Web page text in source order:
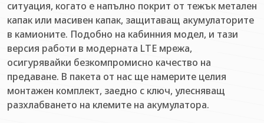
ситуация, когато е напълно покрит от тежък метален
капак или масивен капак, защитаващ акумулаторите
в камионите. Подобно на кабинния модел, и тази
версия работи в модерната LTE мрежа,
осигурявайки безкомпромисно качество на
предаване. В пакета от нас ще намерите целия
монтажен комплект, заедно с ключ, улесняващ
разхлабването на клемите на акумулатора.